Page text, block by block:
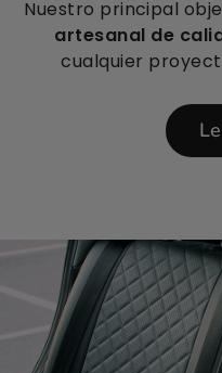
Nuestro principal
artesanal de
cualquier